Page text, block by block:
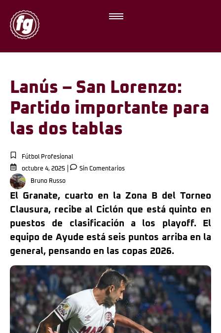
Lanús – San Lorenzo:
Partido importante para
las dos tablas
Fútbol Profesional
octubre 4, 2025
Sin Comentarios
Bruno Russo
El Granate, cuarto en la Zona B del Torneo
Clausura, recibe al Ciclón que está quinto en
puestos de clasificación a los playoff. El
equipo de Ayude está seis puntos arriba en la
general, pensando en las copas 2026.